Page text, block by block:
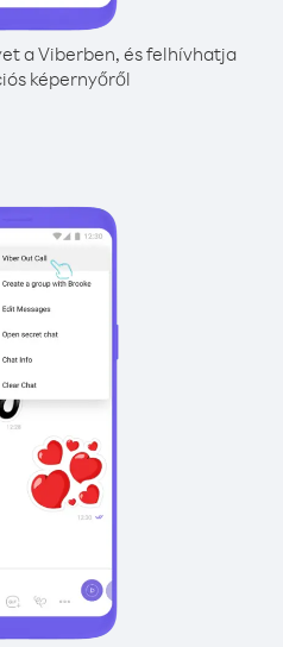
a Viberben, és felhívhatja
képernyőről